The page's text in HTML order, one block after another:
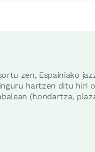
zen, Espainiako
hartzen ditu hiri
(hondartza,